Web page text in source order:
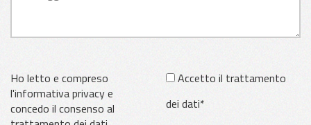
Ho letto e compreso
l'informativa privacy e
concedo il consenso al
Accetto il trattamento
dei dati*